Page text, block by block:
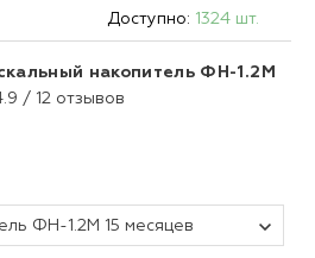
Доступно: 1324 шт.
накопитель ФН-1.2М
/ 12 отзывов
ФН-1.2М 15 месяцев